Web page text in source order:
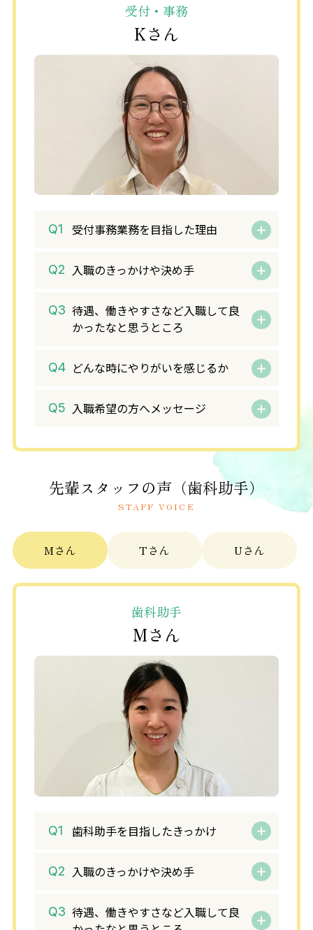
菌を行っています。
ユニットの片付け、翌日の準備
18:30 勤務終了
受付・事務
Kさん
受付事務業務を目指した理由
入職のきっかけや決め手
待遇、働きやすさなど入職して良
かったなと思うところ
どんな時にやりがいを感じるか
入職希望の方へメッセージ
Mさん
受付事務業務を目指した理由
入職のきっかけや決め手
待遇、働きやすさなど入職して良
かったなと思うところ
どんな時にやりがいを感じるか
入職希望の方へメッセージ
受付事務業務を目指した理由
入職のきっかけや決め手
待遇、働きやすさなど入職して良
かったなと思うところ
どんな時にやりがいを感じるか
入職希望の方へメッセージ
受付事務業務を目指した理由
入職のきっかけや決め手
待遇、働きやすさなど入職して良
かったなと思うところ
どんな時にやりがいを感じるか
入職希望の方へメッセージ
受付事務業務を目指した理由
入職のきっかけや決め手
待遇、働きやすさなど入職して良
かったなと思うところ
どんな時にやりがいを感じるか
入職希望の方へメッセージ
先輩スタッフの声（歯科助手）
STAFF VOICE
Mさん Tさん Uさん
歯科助手
Mさん
歯科助手を目指したきっかけ
入職のきっかけや決め手
待遇、働きやすさなど入職して良